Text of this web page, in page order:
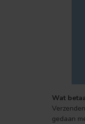
Wat
gedaan